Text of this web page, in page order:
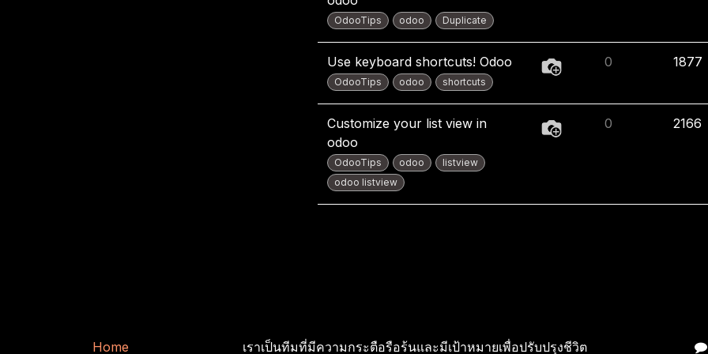
OdooTips odoo Duplicate
Use keyboard shortcuts! Odoo
OdooTips odoo shortcuts
0 1877
Customize your list view in
odoo
OdooTips odoo
listview
odoo listview
0 2166
H​​ome เราเป็นทีมที่มีความกระตือรือร้นและมีเป้าหมายเพื่อปรับปรุงชีวิต